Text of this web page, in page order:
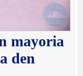
mayoria
den